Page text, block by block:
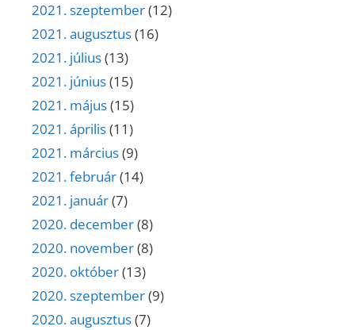
2021. szeptember(12)
2021. augusztus(16)
2021. július(13)
2021. június(15)
2021. május(15)
2021. április(11)
2021. március(9)
2021. február(14)
2021. január(7)
2020. december(8)
2020. november(8)
2020. október(13)
2020. szeptember(9)
2020. augusztus(7)